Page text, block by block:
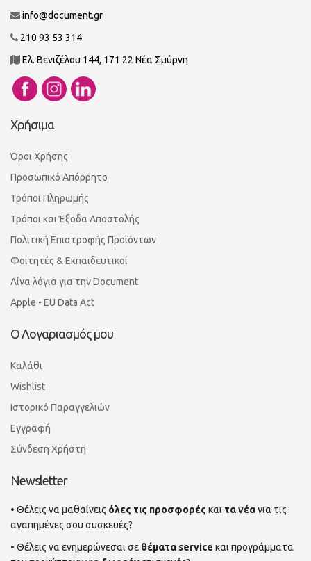
info@document.gr
210 93 53 314
Ελ. Βενιζέλου 144, 171 22 Νέα Σμύρνη
Χρήσιμα
Όροι Χρήσης
Προσωπικό Απόρρητο
Τρόποι Πληρωμής
Τρόποι και Έξοδα Αποστολής
Πολιτική Επιστροφής Προϊόντων
Φοιτητές & Εκπαιδευτικοί
Λίγα λόγια για την Document
Apple - EU Data Act
Ο Λογαριασμός μου
Καλάθι
Wishlist
Ιστορικό Παραγγελιών
Εγγραφή
Σύνδεση Χρήστη
Newsletter
• Θέλεις να μαθαίνεις όλες τις προσφορές και τα νέαγια τις
αγαπημένες σου συσκευές?
• Θέλεις να ενημερώνεσαι σε θέματα service και προγράμματα